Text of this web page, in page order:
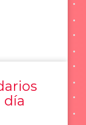
día